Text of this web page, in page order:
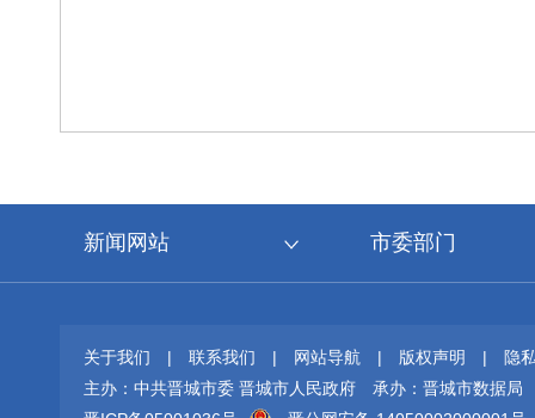
新闻网站 市委部门
关于我们 | 联系我们 | 网站导航 | 版权声明 |
隐
主办：中共晋城市委 晋城市人民政府
承办：晋城市数据局